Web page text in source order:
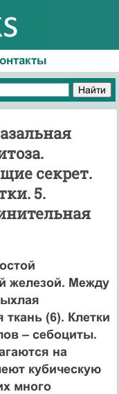
секрет.
5.
железой. Между
(6). Клетки
– себоциты.
на
кубическую
много